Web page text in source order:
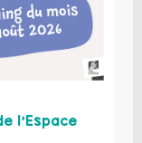
l’Espace